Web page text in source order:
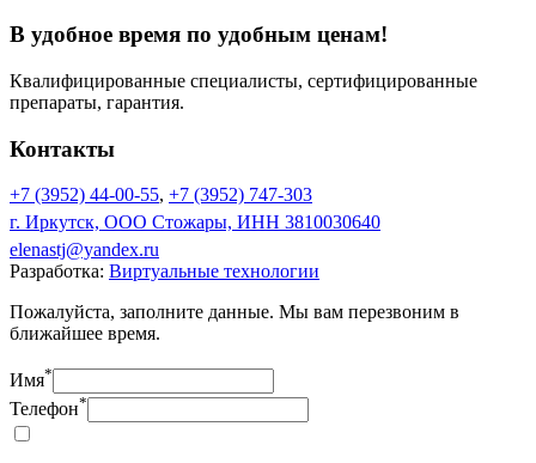
В удобное время по удобным ценам!
Квалифицированные специалисты, сертифицированные
препараты, гарантия.
Контакты
+7 (3952) 44-00-55, +7 (3952) 747-303
г. Иркутск, ООО Стожары, ИНН 3810030640
elenastj@yandex.ru
Разработка: Виртуальные технологии
Пожалуйста, заполните данные. Мы вам перезвоним в
ближайшее время.
Имя*
Телефон*